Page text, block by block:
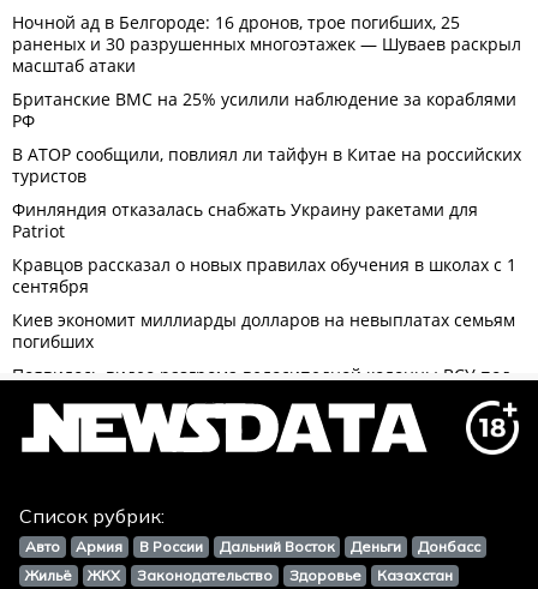
Список рубрик:
Авто Армия В России Дальний Восток Деньги
Донбасс
Жильё
ЖКХ Законодательство Здоровье Казахстан